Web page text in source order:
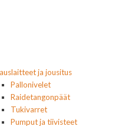
ja jousitus
Pallonivelet
Raidetangonpäät
Tukivarret
Pumput ja tiivisteet